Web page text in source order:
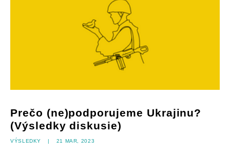
Prečo (ne)podporujeme Ukrajinu?
(Výsledky diskusie)
Výsledky | 21 mar, 2023